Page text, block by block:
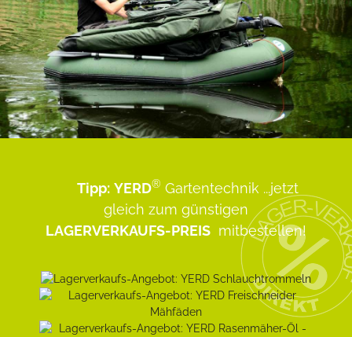
Tipp: YERD® Gartentechnik ...jetzt
gleich zum günstigen
LAGERVERKAUFS-PREIS mitbestellen!